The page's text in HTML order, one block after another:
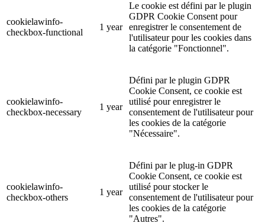
cookielawinfo-
checkbox-functional
1 year
Le cookie est défini par le plugin
GDPR Cookie Consent pour
enregistrer le consentement de
l'utilisateur pour les cookies dans
la catégorie "Fonctionnel".
cookielawinfo-
checkbox-necessary
1 year
Défini par le plugin GDPR
Cookie Consent, ce cookie est
utilisé pour enregistrer le
consentement de l'utilisateur pour
les cookies de la catégorie
"Nécessaire".
cookielawinfo-
checkbox-others
1 year
Défini par le plug-in GDPR
Cookie Consent, ce cookie est
utilisé pour stocker le
consentement de l'utilisateur pour
les cookies de la catégorie
"Autres".